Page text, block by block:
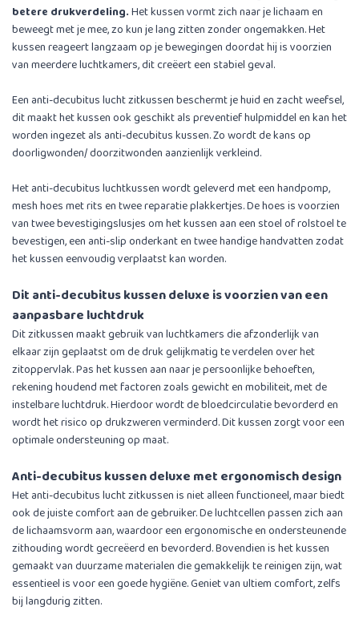
betere drukverdeling.Het kussen vormt zich naar je lichaam en
beweegt met je mee, zo kun je lang zitten zonder ongemakken. Het
kussen reageert langzaam op je bewegingen doordat hij is voorzien
van meerdere luchtkamers, dit creëert een stabiel geval.
Een anti-decubitus lucht zitkussen beschermt je huid en zacht weefsel,
dit maakt het kussen ook geschikt als preventief hulpmiddel en kan het
worden ingezet als anti-decubitus kussen. Zo wordt de kans op
doorligwonden/ doorzitwonden aanzienlijk verkleind.
Het anti-decubitus luchtkussen wordt geleverd met een handpomp,
mesh hoes met rits en twee reparatie plakkertjes. De hoes is voorzien
van twee bevestigingslusjes om het kussen aan een stoel of rolstoel te
bevestigen, een anti-slip onderkant en twee handige handvatten zodat
het kussen eenvoudig verplaatst kan worden.
Dit anti-decubitus kussen deluxe is voorzien van een
aanpasbare luchtdruk
Dit zitkussen maakt gebruik van luchtkamers die afzonderlijk van
elkaar zijn geplaatst om de druk gelijkmatig te verdelen over het
zitoppervlak. Pas het kussen aan naar je persoonlijke behoeften,
rekening houdend met factoren zoals gewicht en mobiliteit, met de
instelbare luchtdruk. Hierdoor wordt de bloedcirculatie bevorderd en
wordt het risico op drukzweren verminderd. Dit kussen zorgt voor een
optimale ondersteuning op maat.
Anti-decubitus kussen deluxe met ergonomisch design
Het anti-decubitus lucht zitkussen is niet alleen functioneel, maar biedt
ook de juiste comfort aan de gebruiker. De luchtcellen passen zich aan
de lichaamsvorm aan, waardoor een ergonomische en ondersteunende
zithouding wordt gecreëerd en bevorderd. Bovendien is het kussen
gemaakt van duurzame materialen die gemakkelijk te reinigen zijn, wat
essentieel is voor een goede hygiëne. Geniet van ultiem comfort, zelfs
bij langdurig zitten.